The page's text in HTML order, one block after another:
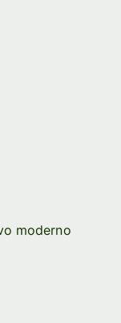
moderno